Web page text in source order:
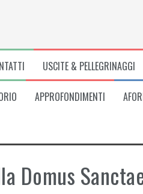
USCITE & PELLEGRINAGGI
APPROFONDIMENTI
Domus